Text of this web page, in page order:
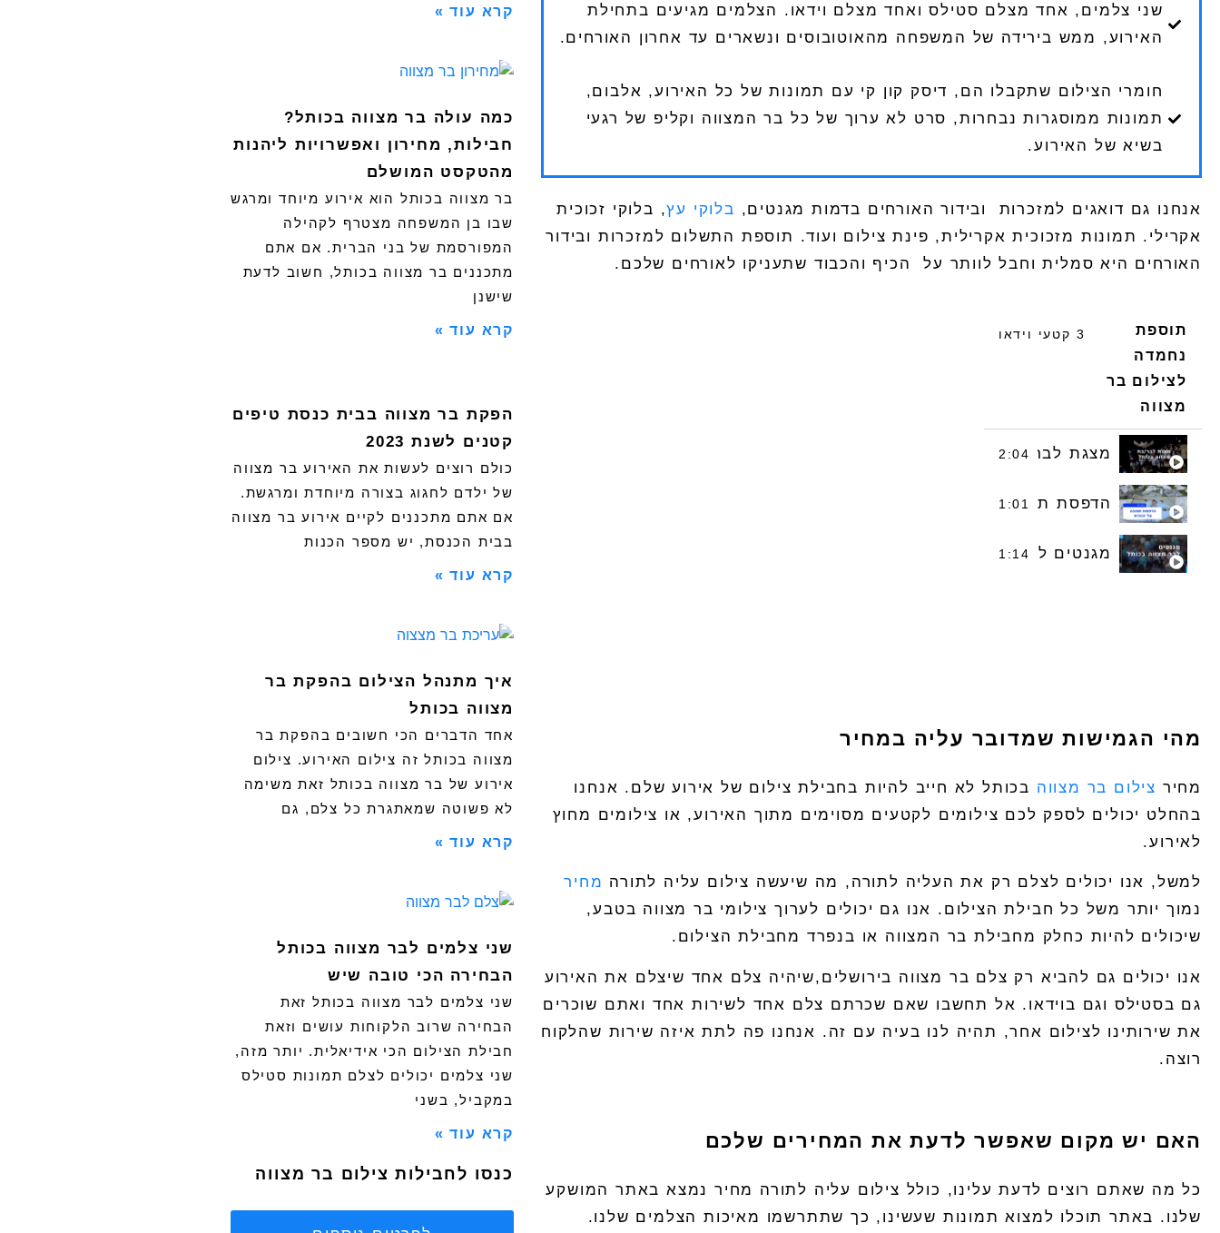
שני צלמים, אחד מצלם סטילס ואחד מצלם וידאו. הצלמים מגיעים בתחילת
האירוע, ממש בירידה של המשפחה מהאוטובוסים ונשארים עד אחרון האורחים.
חומרי הצילום שתקבלו הם, דיסק קון קי עם תמונות של כל האירוע, אלבום,
תמונות ממוסגרות נבחרות, סרט לא ערוך של כל בר המצווה וקליפ של רגעי
בשיא של האירוע.
אנחנו גם דואגים למזכרות ובידור האורחים בדמות מגנטים, בלוקי עץ, בלוקי זכוכית
אקרילי. תמונות מזכוכית אקרילית, פינת צילום ועוד. תוספת התשלום למזכרות ובידור
האורחים היא סמלית וחבל לוותר על
הכיף והכבוד שתעניקו לאורחים שלכם.
תוספת
נחמדה
לצילום בר
מצווה
3 קטעי וידאו
מצגת לבר בת מצווה
2:04
הדפסת תמונת זכוכית לחתן הבר מצווה
1:01
מגנטים לבר מצווה בכותל
1:14
מהי הגמישות שמדובר עליה במחיר
מחיר צילום בר מצווה בכותל לא חייב להיות בחבילת צילום של אירוע שלם. אנחנו
בהחלט יכולים לספק לכם צילומים לקטעים מסוימים מתוך האירוע, או צילומים מחוץ
לאירוע.
למשל, אנו יכולים לצלם רק את העליה לתורה, מה שיעשה צילום עליה לתורה מחיר
נמוך יותר משל כל חבילת הצילום. אנו גם יכולים לערוך צילומי בר מצווה בטבע,
שיכולים להיות כחלק מחבילת בר המצווה או בנפרד מחבילת הצילום.
אנו יכולים גם להביא רק צלם בר מצווה בירושלים ,שיהיה צלם אחד שיצלם את האירוע
גם בסטילס וגם בוידאו. אל תחשבו שאם שכרתם צלם אחד לשירות אחד ואתם שוכרים
את שירותינו לצילום אחר, תהיה לנו בעיה עם זה. אנחנו פה לתת איזה שירות שהלקוח
רוצה.
האם יש מקום שאפשר לדעת את המחירים שלכם
כל מה שאתם רוצים לדעת עלינו, כולל צילום עליה לתורה מחיר נמצא באתר המושקע
שלנו. באתר תוכלו למצוא תמונות שעשינו, כך שתתרשמו מאיכות הצלמים שלנו.
קרא עוד »
כמה עולה בר מצווה בכותל?
חבילות, מחירון ואפשרויות ליהנות
מהטקסט המושלם
בר מצווה בכותל הוא אירוע מיוחד ומרגש
שבו בן המשפחה מצטרף לקהילה
המפורסמת של בני הברית. אם אתם
מתכננים בר מצווה בכותל, חשוב לדעת
שישנן
קרא עוד »
הפקת בר מצווה בבית כנסת טיפים
קטנים לשנת 2023
כולם רוצים לעשות את האירוע בר מצווה
של ילדם לחגוג בצורה מיוחדת ומרגשת.
אם אתם מתכננים לקיים אירוע בר מצווה
בבית הכנסת, יש מספר הכנות
קרא עוד »
איך מתנהל הצילום בהפקת בר
מצווה בכותל
אחד הדברים הכי חשובים בהפקת בר
מצווה בכותל זה צילום האירוע. צילום
אירוע של בר מצווה בכותל זאת משימה
לא פשוטה שמאתגרת כל צלם, גם
קרא עוד »
שני צלמים לבר מצווה בכותל
הבחירה הכי טובה שיש
שני צלמים לבר מצווה בכותל זאת
הבחירה שרוב הלקוחות עושים וזאת
חבילת הצילום הכי אידיאלית. יותר מזה,
שני צלמים יכולים לצלם תמונות סטילס
במקביל, בשני
קרא עוד »
כנסו לחבילות צילום בר מצווה